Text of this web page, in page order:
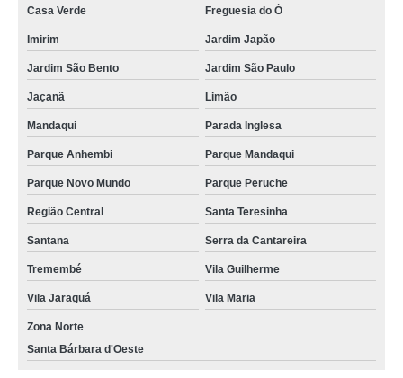
Casa Verde Freguesia do Ó
Imirim Jardim Japão
Jardim São Bento Jardim São Paulo
Jaçanã Limão
Mandaqui Parada Inglesa
Parque Anhembi Parque Mandaqui
Parque Novo Mundo Parque Peruche
Região Central Santa Teresinha
Santana Serra da Cantareira
Tremembé Vila Guilherme
Vila Jaraguá Vila Maria
Zona Norte
Santa Bárbara d'Oeste